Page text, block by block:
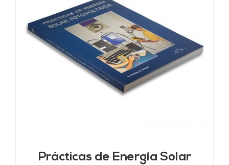
Prácticas de Energía Solar